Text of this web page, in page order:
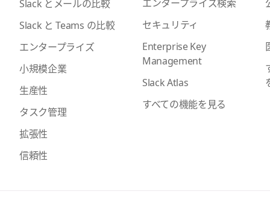
Slack とメールの比較
Slack と Teams の比較
エンタープライズ
小規模企業
生産性
タスク管理
拡張性
信頼性
エンタープライズ検索
セキュリティ
Enterprise Key
Management
Slack Atlas
すべての機能を見る